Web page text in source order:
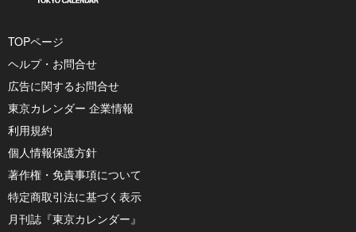
TOPページ
ヘルプ・お問合せ
広告に関するお問合せ
東京カレンダー 企業情報
利用規約
個人情報保護方針
著作権・免責事項について
特定商取引法に基づく表示
月刊誌『東京カレンダー』